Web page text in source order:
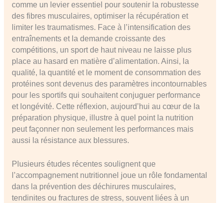
comme un levier essentiel pour soutenir la robustesse
des fibres musculaires, optimiser la récupération et
limiter les traumatismes. Face à l’intensification des
entraînements et la demande croissante des
compétitions, un sport de haut niveau ne laisse plus
place au hasard en matière d’alimentation. Ainsi, la
qualité, la quantité et le moment de consommation des
protéines sont devenus des paramètres incontournables
pour les sportifs qui souhaitent conjuguer performance
et longévité. Cette réflexion, aujourd’hui au cœur de la
préparation physique, illustre à quel point la nutrition
peut façonner non seulement les performances mais
aussi la résistance aux blessures.
Plusieurs études récentes soulignent que
l’accompagnement nutritionnel joue un rôle fondamental
dans la prévention des déchirures musculaires,
tendinites ou fractures de stress, souvent liées à un